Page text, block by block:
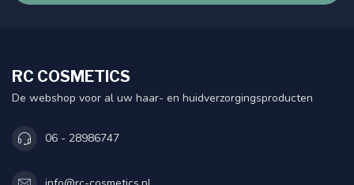
RC COSMETICS
De webshop voor al uw haar- en huidverzorgingsproducten
06 - 28986747